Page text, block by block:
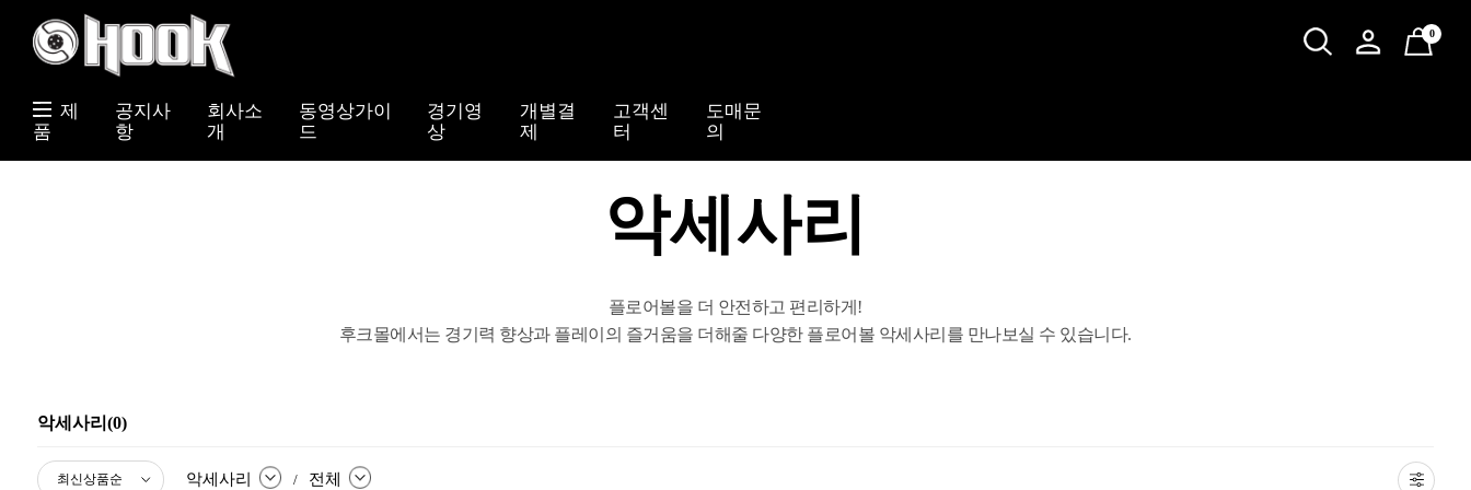
0
제
품
공지사
항
회사소
개
동영상가이
드
경기영
상
개별결
제
고객센
터
도매문
의
악세사리
플로어볼을 더 안전하고 편리하게!
후크몰에서는 경기력 향상과 플레이의 즐거움을 더해줄 다양한 플로어볼 악세사리를 만나보실 수 있습니다.
악세사리(0)
악세사리 / 전체